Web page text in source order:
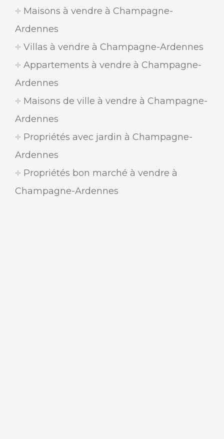
Maisons à vendre à Champagne-
Ardennes
Villas à vendre à Champagne-Ardennes
Appartements à vendre à Champagne-
Ardennes
Maisons de ville à vendre à Champagne-
Ardennes
Propriétés avec jardin à Champagne-
Ardennes
Propriétés bon marché à vendre à
Champagne-Ardennes